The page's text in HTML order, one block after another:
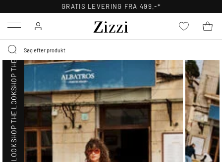
GRATIS LEVERING FRA 499,-*
Menu
SHOP THE LOOK
SHOP THE LOOK
SHOP THE LOOK